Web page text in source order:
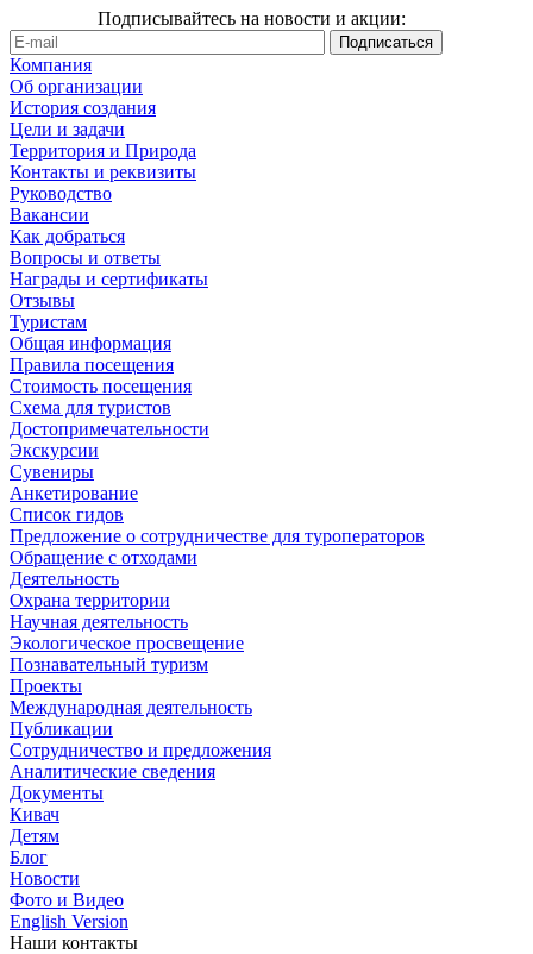
Подписывайтесь на новости и акции:
Компания
Об организации
История создания
Цели и задачи
Территория и Природа
Контакты и реквизиты
Руководство
Вакансии
Как добраться
Вопросы и ответы
Награды и сертификаты
Отзывы
Туристам
Общая информация
Правила посещения
Стоимость посещения
Схема для туристов
Достопримечательности
Экскурсии
Сувениры
Анкетирование
Список гидов
Предложение о сотрудничестве для туроператоров
Обращение с отходами
Деятельность
Охрана территории
Научная деятельность
Экологическое просвещение
Познавательный туризм
Проекты
Международная деятельность
Публикации
Сотрудничество и предложения
Аналитические сведения
Документы
Кивач
Детям
Блог
Новости
Фото и Видео
English Version
Наши контакты